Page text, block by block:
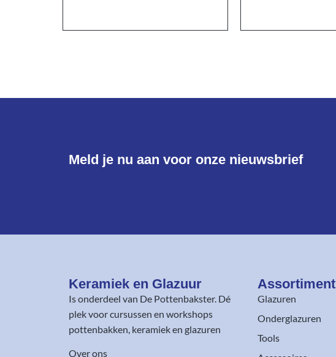
Meld je nu aan voor onze nieuwsbrief​
Keramiek en Glazuur​
Is onderdeel van De Pottenbakster. Dé
plek voor cursussen en workshops
pottenbakken, keramiek en glazuren
Over ons
Assortiment​
Glazuren
Onderglazuren
Tools